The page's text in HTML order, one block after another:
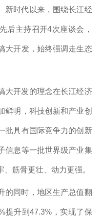
时代以来，围绕长江经
后主持召开4次座谈会，
大开发，始终强调走生态
开发的理念在长江经济
鲜明，科技创新和产业创
批具有国际竞争力的创新
信息等一批世界级产业集
筋骨更壮、动力更强。
同时，地区生产总值翻
提升到47.3%，实现了保